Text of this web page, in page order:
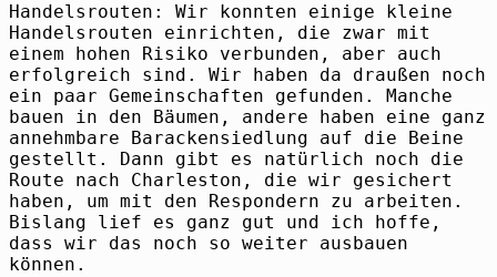
Handelsrouten: Wir konnten einige kleine
Handelsrouten einrichten, die zwar mit
einem hohen Risiko verbunden, aber auch
erfolgreich sind. Wir haben da draußen noch
ein paar Gemeinschaften gefunden. Manche
bauen in den Bäumen, andere haben eine ganz
annehmbare Barackensiedlung auf die Beine
gestellt. Dann gibt es natürlich noch die
Route nach Charleston, die wir gesichert
haben, um mit den Respondern zu arbeiten.
Bislang lief es ganz gut und ich hoffe,
dass wir das noch so weiter ausbauen
können.